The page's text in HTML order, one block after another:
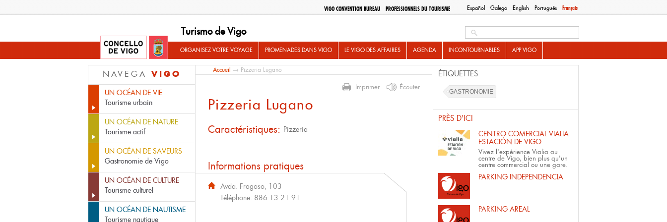
Español Galego English Português Français
VIGO CONVENTION BUREAU PROFESSIONNELS DU TOURISME
Turismo de Vigo
ORGANISEZ VOTRE VOYAGE PROMENADES DANS VIGO LE VIGO DES AFFAIRES AGENDA INCONTOURNABLES APP VIGO
NAVEGA VIGO
UN OCÉAN DE VIE
Tourisme urbain
UN OCÉAN DE NATURE
Tourisme actif
UN OCÉAN DE SAVEURS
Gastronomie de Vigo
UN OCÉAN DE CULTURE
Tourisme culturel
UN OCÉAN DE NAUTISME
Tourisme nautique
Accueil → Pizzeria Lugano
Imprimer Écouter
Pizzeria Lugano
Caractéristiques: Pizzeria
Informations pratiques
Avda. Fragoso, 103
Téléphone: 886 13 21 91
ÉTIQUETTES
GASTRONOMIE
PRÈS D'ICI
CENTRO COMERCIAL VIALIA
ESTACIÓN DE VIGO
Vivez l'expérience Vialia au
centre de Vigo, bien plus qu'un
centre commercial ou une gare.
PARKING INDEPENDENCIA
PARKING AREAL